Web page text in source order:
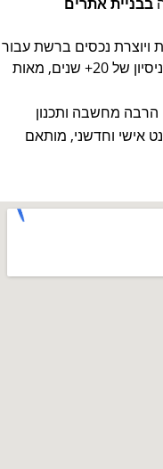
ויוצרת נכסים ברשתעבור
ולקוחות פרטיים עם ניסיון של 20+ שנים, מאות
מחשבה ותכנון
אישי וחדשני, מותאם